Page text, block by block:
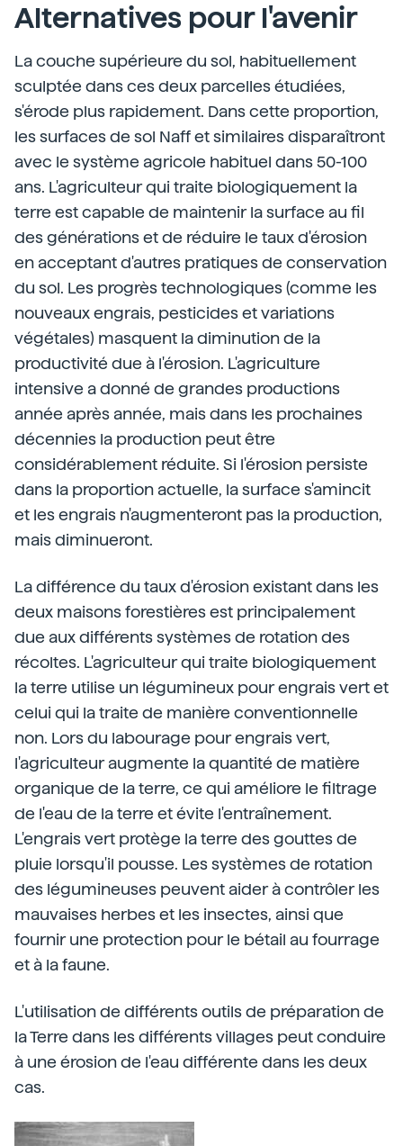
Alternatives pour l'avenir
La couche supérieure du sol, habituellement
sculptée dans ces deux parcelles étudiées,
s'érode plus rapidement. Dans cette proportion,
les surfaces de sol Naff et similaires disparaîtront
avec le système agricole habituel dans 50-100
ans. L'agriculteur qui traite biologiquement la
terre est capable de maintenir la surface au fil
des générations et de réduire le taux d'érosion
en acceptant d'autres pratiques de conservation
du sol. Les progrès technologiques (comme les
nouveaux engrais, pesticides et variations
végétales) masquent la diminution de la
productivité due à l'érosion. L'agriculture
intensive a donné de grandes productions
année après année, mais dans les prochaines
décennies la production peut être
considérablement réduite. Si l'érosion persiste
dans la proportion actuelle, la surface s'amincit
et les engrais n'augmenteront pas la production,
mais diminueront.
La différence du taux d'érosion existant dans les
deux maisons forestières est principalement
due aux différents systèmes de rotation des
récoltes. L'agriculteur qui traite biologiquement
la terre utilise un légumineux pour engrais vert et
celui qui la traite de manière conventionnelle
non. Lors du labourage pour engrais vert,
l'agriculteur augmente la quantité de matière
organique de la terre, ce qui améliore le filtrage
de l'eau de la terre et évite l'entraînement.
L'engrais vert protège la terre des gouttes de
pluie lorsqu'il pousse. Les systèmes de rotation
des légumineuses peuvent aider à contrôler les
mauvaises herbes et les insectes, ainsi que
fournir une protection pour le bétail au fourrage
et à la faune.
L'utilisation de différents outils de préparation de
la Terre dans les différents villages peut conduire
à une érosion de l'eau différente dans les deux
cas.